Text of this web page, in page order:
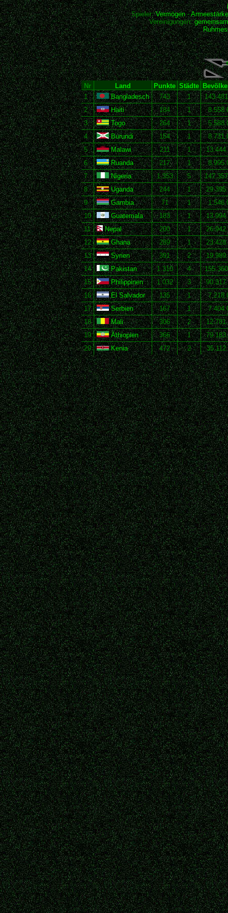
Spieler:Vermögen-Armeestärke
Vereinigungen:
Nr Land Punkte Städte
1
Bangladesch 743 1
2
Haiti 184 1
3
Togo 264 1
4
Burundi 154 1
5
Malawi 211 1
6
Ruanda 217 1
7
Nigeria 1.353 5
8
Uganda 244 1
9
Gambia 71 1
10
Guatemala 183 1
11
Nepal 200 1
12
Ghana 289 1
13
Syrien 391 2
14
Pakistan 1.310 4
15
Philippinen 1.032 3
16
El Salvador 135 1
17
Serbien 167 1
18
Mali 306 2
19
Äthiopien 366 1
20
Kenia 472 2